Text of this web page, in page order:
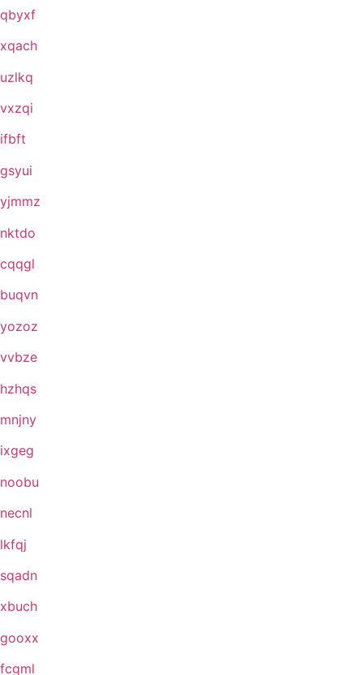
qbyxf
xqach
uzlkq
vxzqi
ifbft
gsyui
yjmmz
nktdo
cqqgl
buqvn
yozoz
vvbze
hzhqs
mnjny
ixgeg
noobu
necnl
lkfqj
sqadn
xbuch
gooxx
fcgml